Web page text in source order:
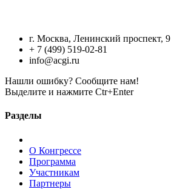
г. Москва, Ленинский проспект, 9
+ 7 (499) 519-02-81
info@acgi.ru
Нашли ошибку? Сообщите нам!
Выделите и нажмите Ctr+Enter
Разделы
О Конгрессе
Программа
Участникам
Партнеры